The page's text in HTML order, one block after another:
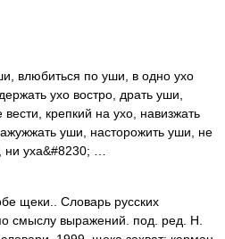
влюбиться по уши, в одно ухо
ухо востро, драть уши,
крепкий на ухо, навизжать
уши, насторожить уши, не
ни уха&#8230; …
щеки.. Словарь русских
смыслу выражений. под. ред. Н.